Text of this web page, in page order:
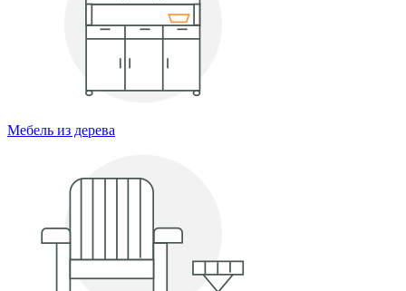
Мебель из дерева